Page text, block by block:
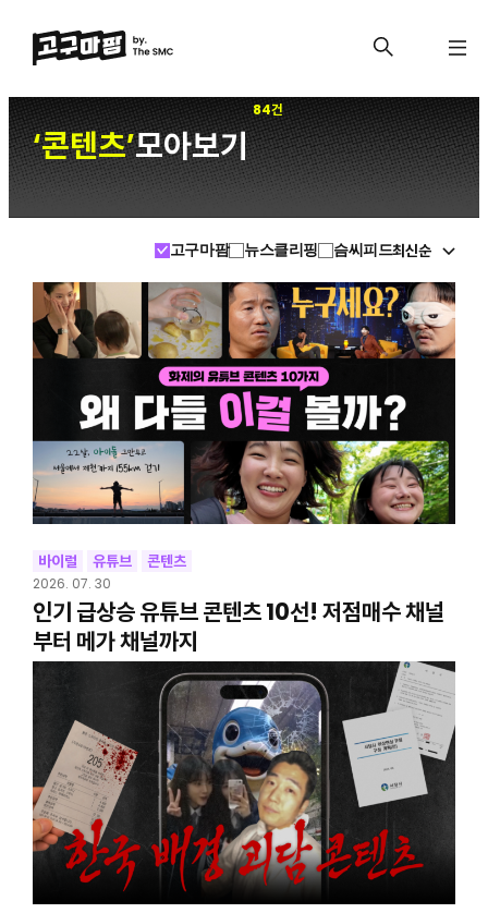
‘콘텐츠’모아보기
84건
고구마팜 뉴스클리핑 슴씨피드최신순
바이럴 유튜브 콘텐츠
2026. 07. 30
인기 급상승 유튜브 콘텐츠 10선! 저점매수 채널
부터 메가 채널까지